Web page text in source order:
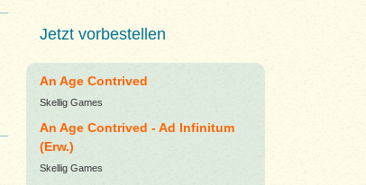
Jetzt vorbestellen
An Age Contrived
Skellig Games
An Age Contrived - Ad Infinitum
(Erw.)
Skellig Games